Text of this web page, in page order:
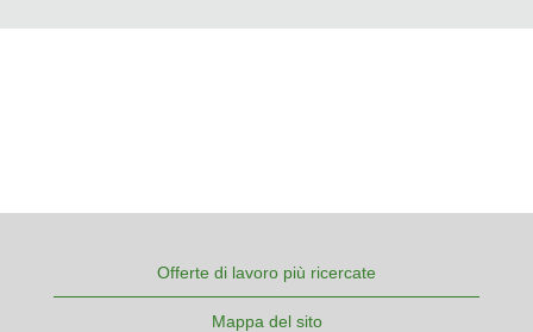
Offerte di lavoro più ricercate
Mappa del sito